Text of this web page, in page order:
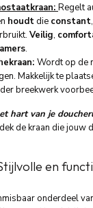
Regelt
houdtdie constant
Veilig,
.
Wordt op de
Makkelijk te
breekwerk
hart van je
de kraan die jouw
en
onderdeel